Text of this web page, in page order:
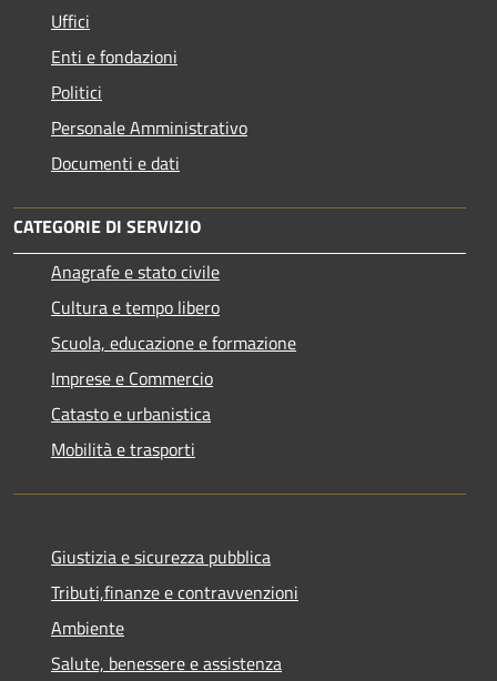
Uffici
Enti e fondazioni
Politici
Personale Amministrativo
Documenti e dati
CATEGORIE DI SERVIZIO
Anagrafe e stato civile
Cultura e tempo libero
Scuola, educazione e formazione
Imprese e Commercio
Catasto e urbanistica
Mobilità e trasporti
Giustizia e sicurezza pubblica
Tributi,finanze e contravvenzioni
Ambiente
Salute, benessere e assistenza